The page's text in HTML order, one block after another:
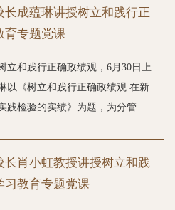
工作与中心业务深度融合，锻造
高质量党建引领保障事业高质量
习贯彻习近平党建思想、习近平
绩观的重要论述作为长期重要政
进一步深刻领悟“两个确立”的决
定“四个自信”、做到“两个维
当，创造经得起师生检验的高质
“急难愁盼”，靶向解决热水、
我校始终锚定国家重大战略、紧
建构中国自主的哲学社会科学知
届。该奖项旨在表彰高校人文社
研人员严谨治学、勇于创新、铸
科界服务党和国家事业发展的重
国高校哲学社会科学研究的顶尖
长成蕴琳讲授树立和践行正
育专题党课
立和践行正确政绩观，6月30日上
以《树立和践行正确政绩观 在新
践检验的实绩》为题，为分管职
历史纵深、时代需求、理论根基
为民为本的政绩实践，结合正反
长肖小虹教授讲授树立和践
习教育专题党课